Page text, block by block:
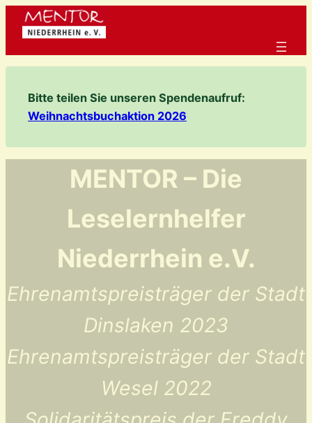
Zum
Inhalt
Bitte teilen Sie unseren Spendenaufruf:
Weihnachtsbuchaktion 2026
MENTOR – Die
Leselernhelfer
Niederrhein e.V.
Ehrenamtspreisträger der Stadt
Dinslaken 2023
Ehrenamtspreisträger der Stadt
Wesel 2022